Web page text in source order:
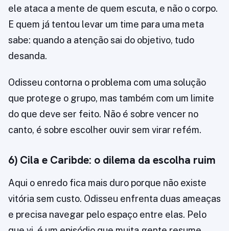
ele ataca a mente de quem escuta, e não o corpo.
E quem já tentou levar um time para uma meta
sabe: quando a atenção sai do objetivo, tudo
desanda.
Odisseu contorna o problema com uma solução
que protege o grupo, mas também com um limite
do que deve ser feito. Não é sobre vencer no
canto, é sobre escolher ouvir sem virar refém.
6) Cila e Caribde: o dilema da escolha ruim
Aqui o enredo fica mais duro porque não existe
vitória sem custo. Odisseu enfrenta duas ameaças
e precisa navegar pelo espaço entre elas. Pelo